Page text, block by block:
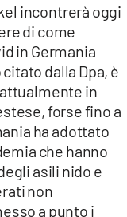
incontrerà oggi
di come
in Germania
dalla Dpa, è
in
forse fino a
ha adottato
che hanno
asili nido e
non
a punto i